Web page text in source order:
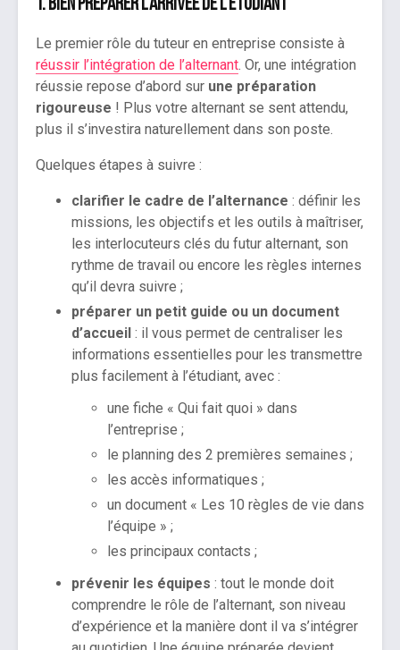
1. Bien préparer l’arrivée de l’étudiant
Le premier rôle du tuteur en entreprise consiste à
réussir l’intégration de l’alternant. Or, une intégration
réussie repose d’abord sur une préparation
rigoureuse ! Plus votre alternant se sent attendu,
plus il s’investira naturellement dans son poste.
Quelques étapes à suivre :
clarifier le cadre de l’alternance : définir les
missions, les objectifs et les outils à maîtriser,
les interlocuteurs clés du futur alternant, son
rythme de travail ou encore les règles internes
qu’il devra suivre ;
préparer un petit guide ou un document
d’accueil : il vous permet de centraliser les
informations essentielles pour les transmettre
plus facilement à l’étudiant, avec :
une fiche « Qui fait quoi » dans
l’entreprise ;
le planning des 2 premières semaines ;
les accès informatiques ;
un document « Les 10 règles de vie dans
l’équipe » ;
les principaux contacts ;
prévenir les équipes : tout le monde doit
comprendre le rôle de l’alternant, son niveau
d’expérience et la manière dont il va s’intégrer